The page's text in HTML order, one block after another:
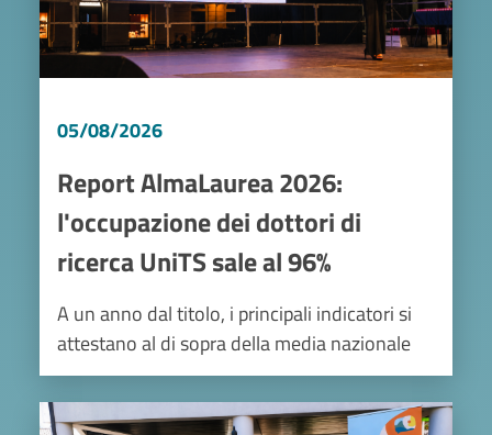
05/08/2026
Report AlmaLaurea 2026:
l'occupazione dei dottori di
ricerca UniTS sale al 96%
A un anno dal titolo, i principali indicatori si
attestano al di sopra della media nazionale
Image